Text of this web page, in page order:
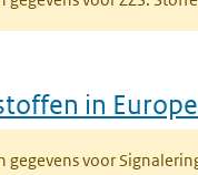
in
gegevens voor